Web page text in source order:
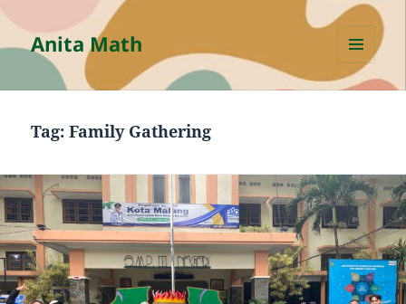
Anita Math
MENU
AND
Tag:Family Gathering